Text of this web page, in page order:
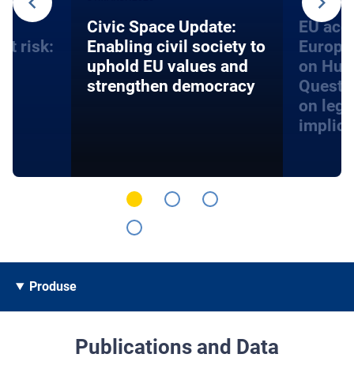
risk:
​​Civic Space Update:
Enabling civil society to
uphold EU values and
strengthen democracy
EU
on
on
Produse
Publications and Data